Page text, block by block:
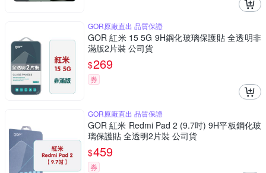
GOR原廠直出 品質保證
GOR 紅米 15 5G 9H鋼化玻璃保護貼 全透明非
滿版2片裝 公司貨
$269
券
GOR原廠直出 品質保證
GOR 紅米 Redmi Pad 2 (9.7吋) 9H平板鋼化玻
璃保護貼 全透明2片裝 公司貨
$459
券